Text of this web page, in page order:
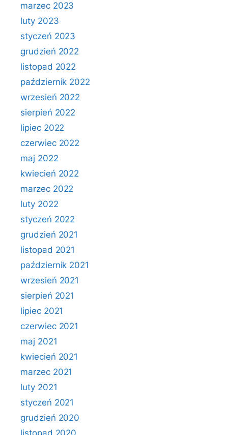
marzec 2023
luty 2023
styczeń 2023
grudzień 2022
listopad 2022
październik 2022
wrzesień 2022
sierpień 2022
lipiec 2022
czerwiec 2022
maj 2022
kwiecień 2022
marzec 2022
luty 2022
styczeń 2022
grudzień 2021
listopad 2021
październik 2021
wrzesień 2021
sierpień 2021
lipiec 2021
czerwiec 2021
maj 2021
kwiecień 2021
marzec 2021
luty 2021
styczeń 2021
grudzień 2020
listopad 2020